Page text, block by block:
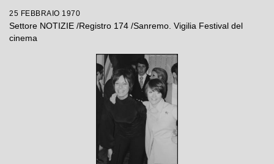
25 FEBBRAIO 1970
Settore NOTIZIE /Registro 174 /Sanremo. Vigilia Festival del
cinema